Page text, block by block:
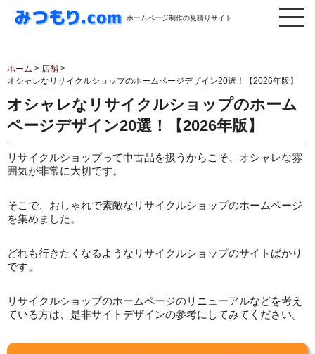
ホームページ制作の見積りサイト
ホーム > 店舗 >
オシャレなリサイクルショップのホームページデザイン20選！【2026年版】
オシャレなリサイクルショップのホーム
ページデザイン20選！【2026年版】
リサイクルショップって中古品を扱うからこそ、オシャレな雰
囲気が非常に大切です。
そこで、おしゃれで素敵なリサイクルショップのホームページ
を集めました。
どれも行きたくなるようなリサイクルショップのサイトばかり
です。
リサイクルショップのホームページのリニューアルなどを考え
ている方は、是非サイトデザインの参考にしてみてください。